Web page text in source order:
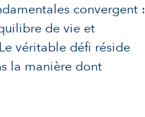
convergent :
de vie et
véritable défi réside
la manière dont